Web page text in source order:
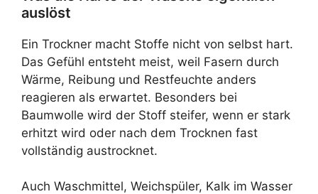
auslöst
Ein Trockner macht Stoffe nicht von selbst hart.
Das Gefühl entsteht meist, weil Fasern durch
Wärme, Reibung und Restfeuchte anders
reagieren als erwartet. Besonders bei
Baumwolle wird der Stoff steifer, wenn er stark
erhitzt wird oder nach dem Trocknen fast
vollständig austrocknet.
Auch Waschmittel, Weichspüler, Kalk im Wasser